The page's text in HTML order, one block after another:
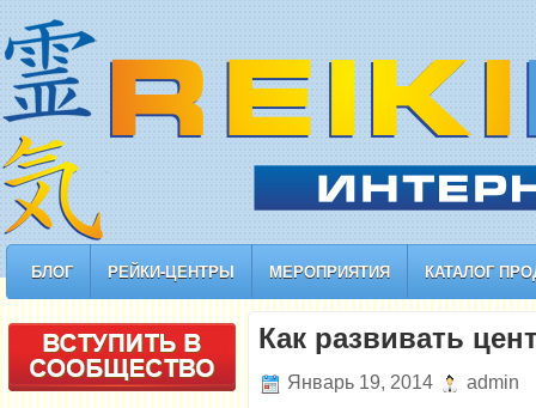
БЛОГ РЕЙКИ-ЦЕНТРЫ МЕРОПРИЯТИЯ КАТАЛОГ
Как развивать
Январь 19, 2014 admin